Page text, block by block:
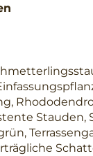
Stauden,